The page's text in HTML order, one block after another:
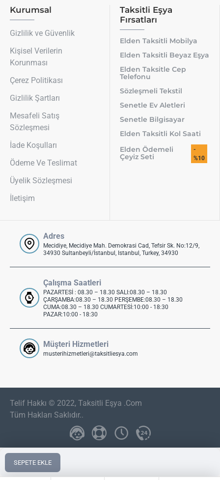
SEPETE EKLE
Kurumsal
Gizlilik ve Güvenlik
Kişisel Verilerin
Korunması
Çerez Politikası
Gizlilik Şartları
Mesafeli Satış
Sözleşmesi
İade Koşulları
Ödeme Ve Teslimat
Üyelik Sözleşmesi
İletişim
Taksitli Eşya
Fırsatları
Elden Taksitli Mobilya
Elden Taksitli Beyaz Eşya
Elden Taksitle Cep
Telefonu
Sözleşmeli Tekstil
Senetle Ev Aletleri
Senetle Bilgisayar
Elden Taksitli Kol Saati
Elden Ödemeli
Çeyiz Seti
-
%10
Adres
Mecidiye, Mecidiye Mah. Demokrasi Cad, Tefsir Sk. No:12/9,
34930 Sultanbeyli/İstanbul, Istanbul, Turkey, 34930
Çalışma Saatleri
PAZARTESİ : 08.30 – 18.30 SALI:08.30 – 18.30
ÇARŞAMBA:08.30 – 18.30 PERŞEMBE:08.30 – 18.30
CUMA:08.30 – 18.30 CUMARTESİ:10:00 - 18:30
PAZAR:10:00 - 18:30
Müşteri Hizmetleri
musterihizmetleri@taksitliesya.com
Telif Hakkı © 2022, Taksitli Eşya .Com
Tüm Hakları Saklıdır..